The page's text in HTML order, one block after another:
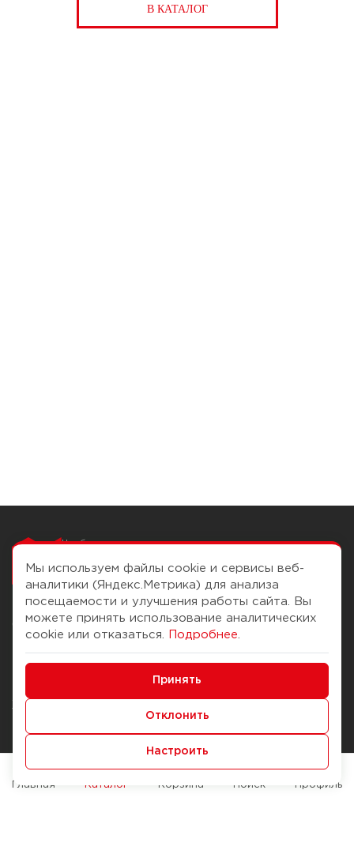
В КАТАЛОГ
Чтобы вам легко
О компании
История Компании
Журнал
Наши марки
Брендирование
Помощь
Доставка и оплата
Способы оплаты
Служба контроля качества
Мы используем файлы cookie и сервисы веб-
аналитики (Яндекс.Метрика) для анализа
посещаемости и улучшения работы сайта. Вы
можете принять использование аналитических
cookie или отказаться.
Подробнее
Принять
Отклонить
Настроить
Главная Каталог Корзина Поиск Профиль